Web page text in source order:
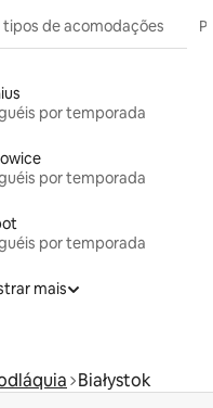
de acomodações
por temporada
por temporada
por temporada
mais
Białystok